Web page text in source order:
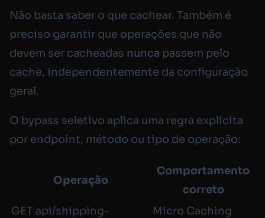
Não basta saber o que cachear. Também é
preciso garantir que operações que não
devem ser cacheadas nunca passem pelo
cache, independentemente da configuração
geral.
O bypass seletivo aplica uma regra explícita
por endpoint, método ou tipo de operação:
Operação
Comportamento
correto
GET api/shipping-
Micro Caching